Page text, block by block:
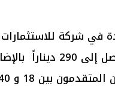
شركة للاستثمارات
الأردنية الهاشمية،